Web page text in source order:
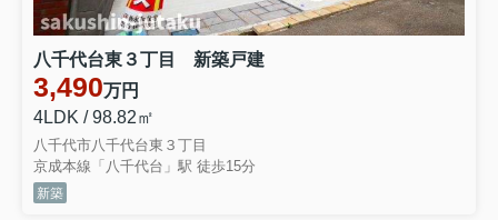
八千代台東３丁目 新築戸建
3,490万円
4LDK / 98.82㎡
八千代市八千代台東３丁目
京成本線「八千代台」駅 徒歩15分
新築